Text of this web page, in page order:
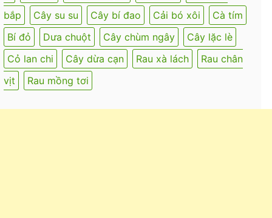
bắp
Cây su su Cây bí đao Cải bó xôi
Cà tím
Bí đỏ
Dưa chuột Cây chùm ngây
Cây lặc lè
Cỏ lan chi
Cây dừa cạn Rau xà lách
Rau chân
vịt
Rau mồng tơi